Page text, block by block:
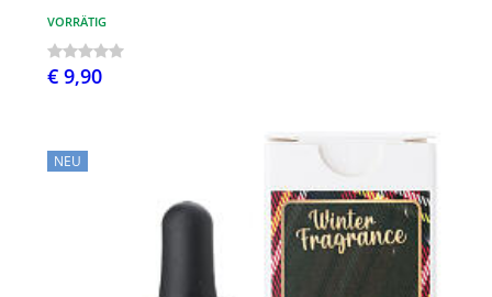
VORRÄTIG
€ 9,90
NEU